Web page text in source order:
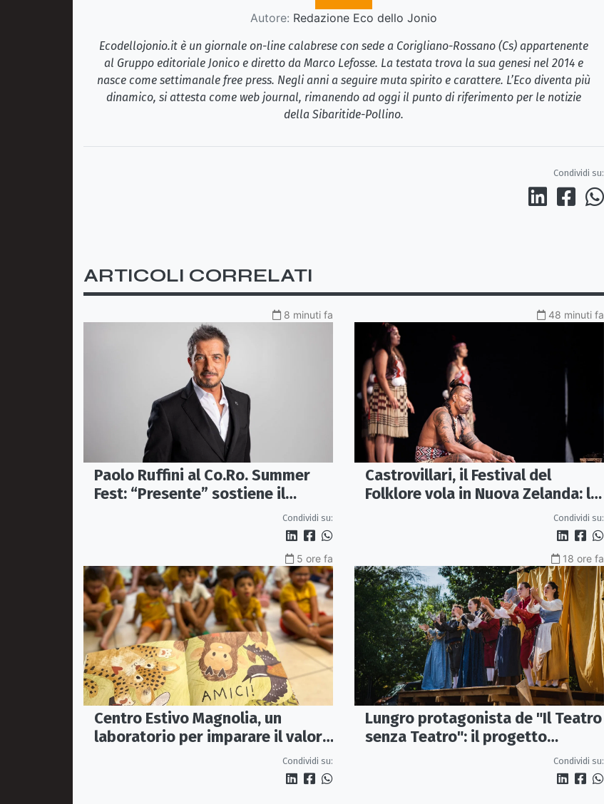
Autore: Redazione Eco dello Jonio
Ecodellojonio.it è un giornale on-line calabrese con sede a Corigliano-Rossano (Cs) appartenente
al Gruppo editoriale Jonico e diretto da Marco Lefosse. La testata trova la sua genesi nel 2014 e
nasce come settimanale free press. Negli anni a seguire muta spirito e carattere. L’Eco diventa più
dinamico, si attesta come web journal, rimanendo ad oggi il punto di riferimento per le notizie
della Sibaritide-Pollino.
Condividi su:
ARTICOLI CORRELATI
8 minuti fa
Paolo Ruffini al Co.Ro. Summer
Fest: “Presente” sostiene il
Condividi su:
48 minuti fa
Castrovillari, il Festival del
Folklore vola in Nuova Zelanda: la
cultura Maori protagonista della
Condividi su:
5 ore fa
Centro Estivo Magnolia, un
laboratorio per imparare il valore
dell'inclusione attraverso lettura
Condividi su:
18 ore fa
Lungro protagonista de "Il Teatro
senza Teatro": il progetto
itinerante che porta il teatroCondividi su: